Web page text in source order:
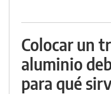
Colocar un
aluminio
para qué